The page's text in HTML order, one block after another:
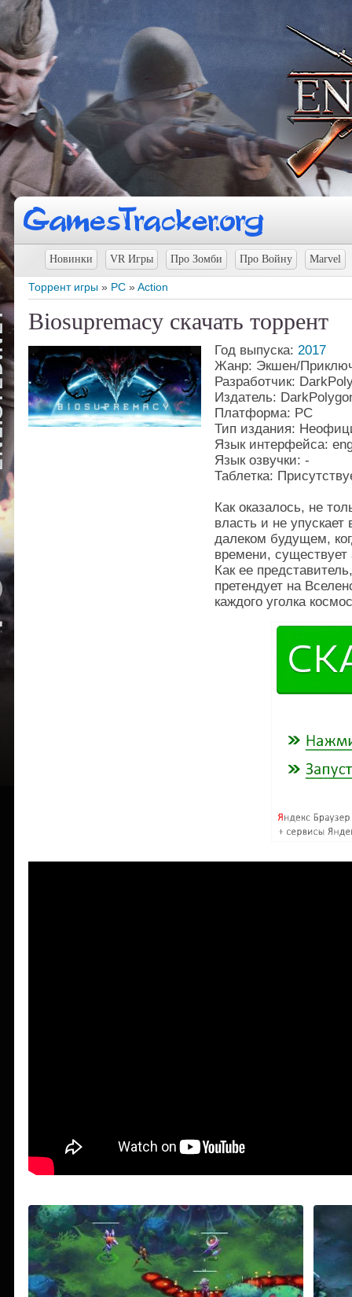
Новинки VR Игры Про Зомби Про Войну Marvel
Торрент игры » PC »Action
Biosupremacy скачать торрент
Год выпуска: 2017
Жанр: Экшен/
Разработчик:
Издатель:
Платформа: PC
Тип издания:
Язык интерфейса:
Язык озвучки: -
Таблeтка:
Как оказалось, не
власть и не
далеком будущем,
времени,
Как ее
претендует на
каждого уголка